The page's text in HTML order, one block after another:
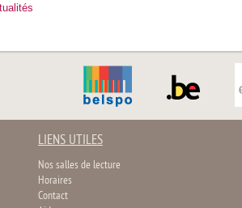
LIENS UTILES
Nos salles de lecture
Horaires
Contact